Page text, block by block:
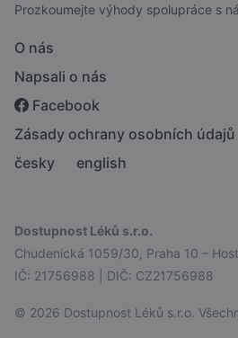
Prozkoumejte výhody spolupráce s
O nás
Napsali o nás
Facebook
Zásady ochrany osobních údajů
česky
english
Dostupnost Léků s.r.o.
Chudenická 1059/30, Praha 10 –
IČ: 21756988 | DIČ: CZ21756988
© 2026 Dostupnost Léků s.r.o.